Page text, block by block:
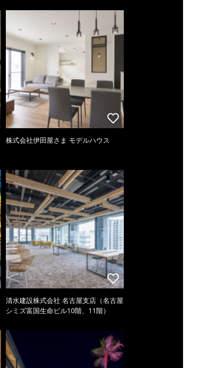
株式会社伊田屋さま モデルハウス
清水建設株式会社 名古屋支店（名古屋
シミズ富国生命ビル10階、11階）